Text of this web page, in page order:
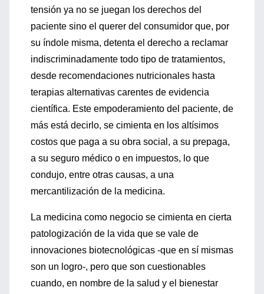
tensión ya no se juegan los derechos del
paciente sino el querer del consumidor que, por
su índole misma, detenta el derecho a reclamar
indiscriminadamente todo tipo de tratamientos,
desde recomendaciones nutricionales hasta
terapias alternativas carentes de evidencia
científica. Este empoderamiento del paciente, de
más está decirlo, se cimienta en los altísimos
costos que paga a su obra social, a su prepaga,
a su seguro médico o en impuestos, lo que
condujo, entre otras causas, a una
mercantilización de la medicina.
La medicina como negocio se cimienta en cierta
patologización de la vida que se vale de
innovaciones biotecnológicas -que en sí mismas
son un logro-, pero que son cuestionables
cuando, en nombre de la salud y el bienestar